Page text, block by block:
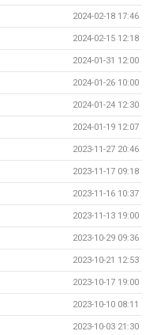
2024-02-18 17:46
2024-02-15 12:18
2024-01-31 12:00
2024-01-26 10:00
2024-01-24 12:30
2024-01-19 12:07
2023-11-27 20:46
2023-11-17 09:18
2023-11-16 10:37
2023-11-13 19:00
2023-10-29 09:36
2023-10-21 12:53
2023-10-17 19:00
2023-10-10 08:11
2023-10-03 21:30